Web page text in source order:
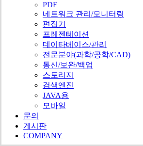
PDF
네트워크 관리/모니터링
편집기
프레젠테이션
데이타베이스/관리
전문분야(과학/공학/CAD)
통신/보완/백업
스토리지
검색엔진
JAVA용
모바일
문의
게시판
COMPANY